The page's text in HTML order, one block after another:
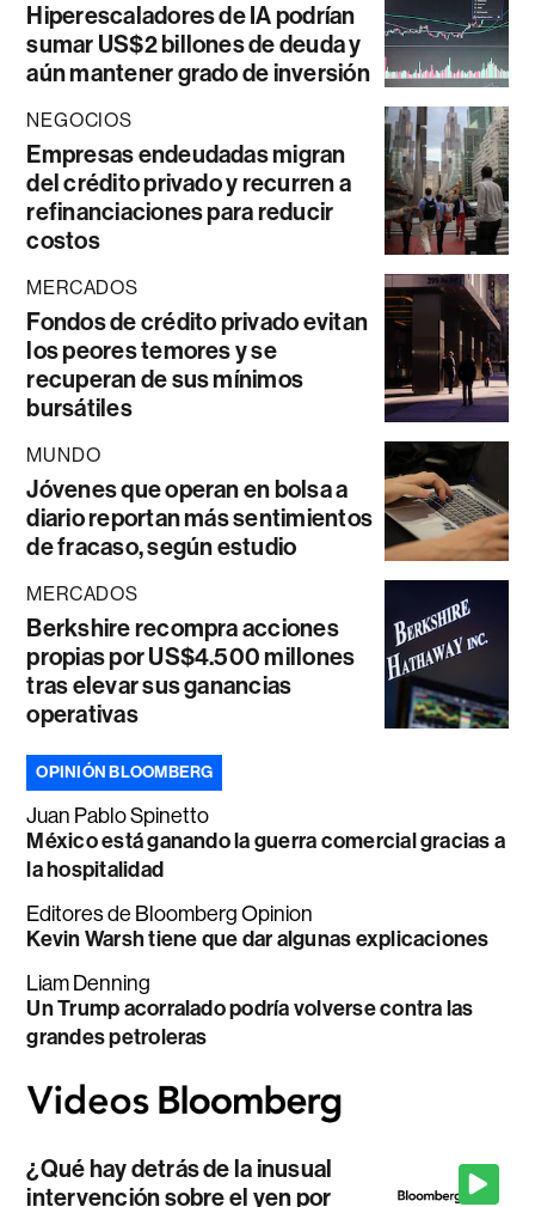
Hiperescaladores de IA podrían
sumar US$2 billones de deuda y
aún mantener grado de inversión
NEGOCIOS
Empresas endeudadas migran
del crédito privado y recurren a
refinanciaciones para reducir
costos
MERCADOS
Fondos de crédito privado evitan
los peores temores y se
recuperan de sus mínimos
bursátiles
MUNDO
Jóvenes que operan en bolsa a
diario reportan más sentimientos
de fracaso, según estudio
MERCADOS
Berkshire recompra acciones
propias por US$4.500 millones
tras elevar sus ganancias
operativas
OPINIÓN BLOOMBERG
Juan Pablo Spinetto
México está ganando la guerra comercial gracias a
la hospitalidad
Editores de Bloomberg Opinion
Kevin Warsh tiene que dar algunas explicaciones
Liam Denning
Un Trump acorralado podría volverse contra las
grandes petroleras
¿Qué hay detrás de la inusual
intervención sobre el yen por